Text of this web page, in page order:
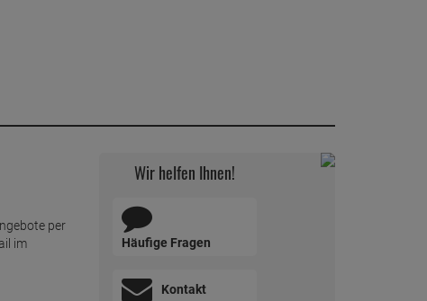
per
im
Wir helfen Ihnen!
Häufige Fragen
Kontakt